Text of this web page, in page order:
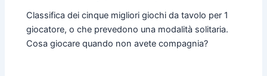
Classifica dei cinque migliori giochi da tavolo per 1
giocatore, o che prevedono una modalità solitaria.
Cosa giocare quando non avete compagnia?